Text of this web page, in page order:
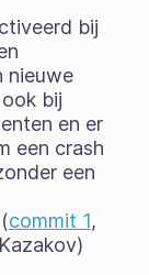
bij
nieuwe
bij
en er
een crash
een
commit 1,